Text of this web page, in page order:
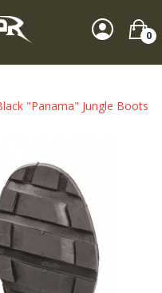
0
"Panama" Jungle Boots